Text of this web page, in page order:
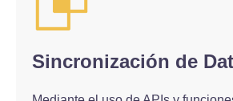
Sincronización de